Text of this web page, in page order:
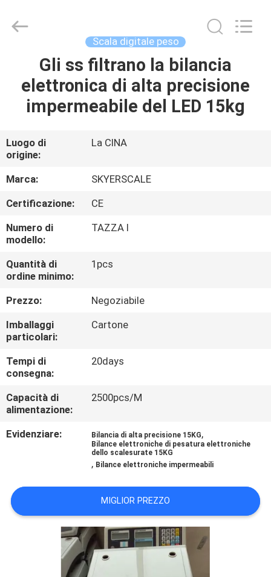
CASA.
PRODOTTI
VIDEO
SU
DI
NOI
VISITA
DELLA
FABBRICA
CONTROLLO
DELLA
QUALITÀ
CHIEDI UN
PREVENTIVO
Co.,Limited.
Scala digitale peso
Gli ss filtrano la bilancia
elettronica di alta precisione
impermeabile del LED 15kg
Luogo di
origine:
La CINA
Marca:
SKYERSCALE
Certificazione:
CE
Numero di
modello:
TAZZA I
Quantità di
ordine minimo:
1pcs
Prezzo:
Negoziabile
Imballaggi
particolari:
Cartone
Tempi di
consegna:
20days
Capacità di
alimentazione:
2500pcs/M
Evidenziare: Bilancia di alta precisione 15KG,
Bilance elettroniche di pesatura elettroniche
dello scalesurate 15KG
, Bilance elettroniche impermeabili
MIGLIOR PREZZO